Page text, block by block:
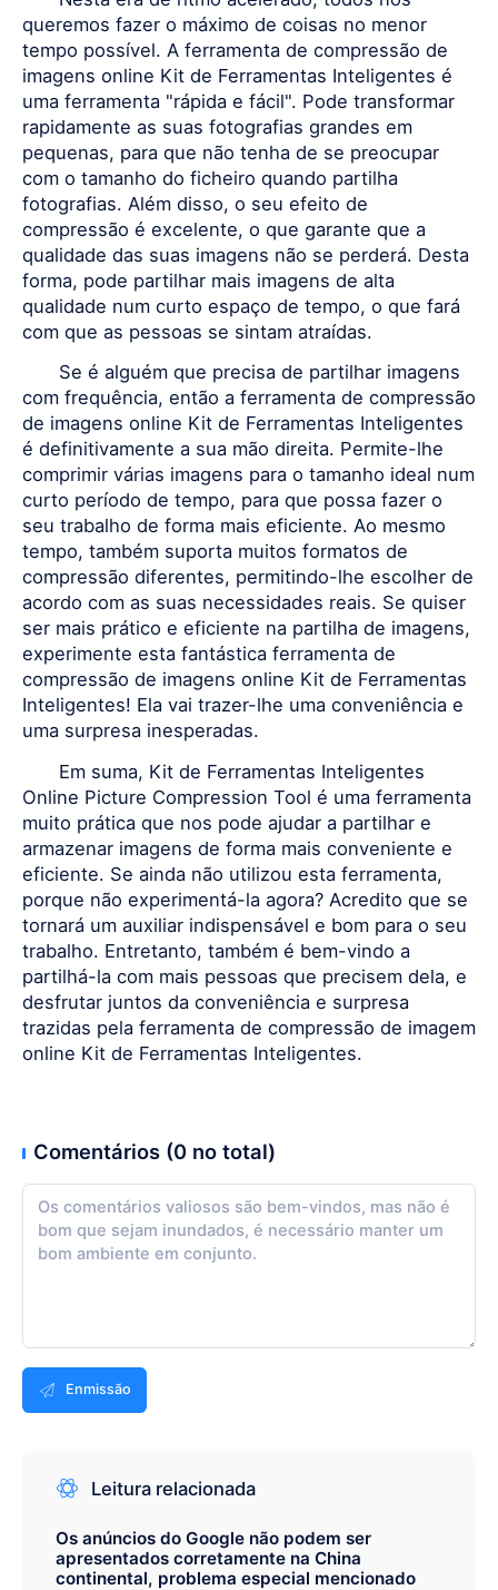
queremos fazer o máximo de coisas no menor
tempo possível. A ferramenta de compressão de
imagens online Kit de Ferramentas Inteligentes é
uma ferramenta "rápida e fácil". Pode transformar
rapidamente as suas fotografias grandes em
pequenas, para que não tenha de se preocupar
com o tamanho do ficheiro quando partilha
fotografias. Além disso, o seu efeito de
compressão é excelente, o que garante que a
qualidade das suas imagens não se perderá. Desta
forma, pode partilhar mais imagens de alta
qualidade num curto espaço de tempo, o que fará
com que as pessoas se sintam atraídas.
Se é alguém que precisa de partilhar imagens
com frequência, então a ferramenta de compressão
de imagens online Kit de Ferramentas Inteligentes
é definitivamente a sua mão direita. Permite-lhe
comprimir várias imagens para o tamanho ideal num
curto período de tempo, para que possa fazer o
seu trabalho de forma mais eficiente. Ao mesmo
tempo, também suporta muitos formatos de
compressão diferentes, permitindo-lhe escolher de
acordo com as suas necessidades reais. Se quiser
ser mais prático e eficiente na partilha de imagens,
experimente esta fantástica ferramenta de
compressão de imagens online Kit de Ferramentas
Inteligentes! Ela vai trazer-lhe uma conveniência e
uma surpresa inesperadas.
Em suma, Kit de Ferramentas Inteligentes
Online Picture Compression Tool é uma ferramenta
muito prática que nos pode ajudar a partilhar e
armazenar imagens de forma mais conveniente e
eficiente. Se ainda não utilizou esta ferramenta,
porque não experimentá-la agora? Acredito que se
tornará um auxiliar indispensável e bom para o seu
trabalho. Entretanto, também é bem-vindo a
partilhá-la com mais pessoas que precisem dela, e
desfrutar juntos da conveniência e surpresa
trazidas pela ferramenta de compressão de imagem
online Kit de Ferramentas Inteligentes.
Comentários (0 no total)
Enmissão
Leitura relacionada
Os anúncios do Google não podem ser
apresentados corretamente na China
continental, problema especial mencionado